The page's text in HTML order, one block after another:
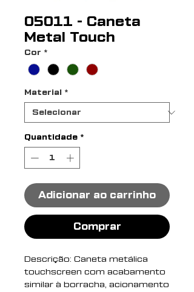
05011 - Caneta
Metal Touch
Cor *
Material *
Quantidade *
Adicionar ao carrinho
Comprar
Descrição: Caneta metálica
touchscreen com acabamento
similar à borracha, acionamento